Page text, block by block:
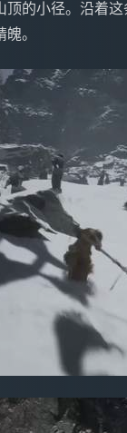
顶的小径。沿着
。